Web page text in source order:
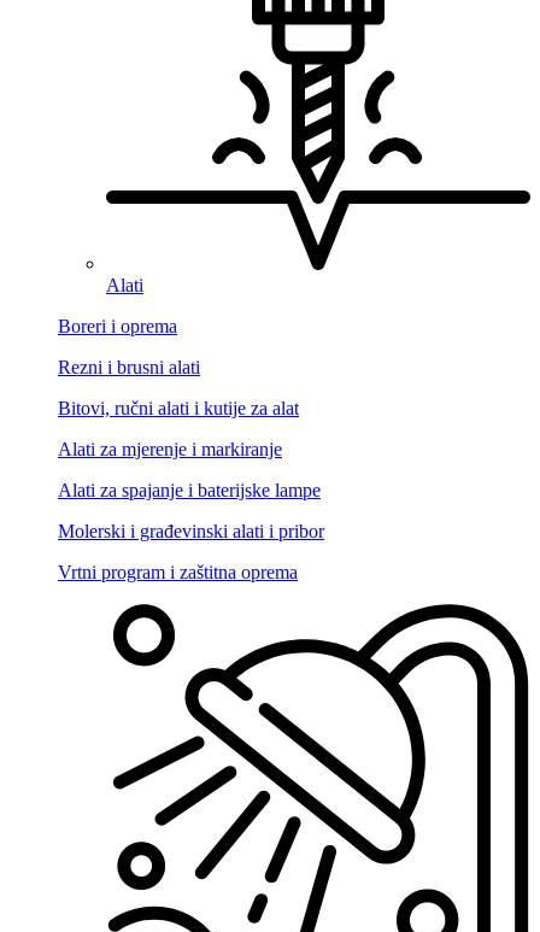
Alati
Boreri i oprema
Rezni i brusni alati
Bitovi, ručni alati i kutije za alat
Alati za mjerenje i markiranje
Alati za spajanje i baterijske lampe
Molerski i građevinski alati i pribor
Vrtni program i zaštitna oprema